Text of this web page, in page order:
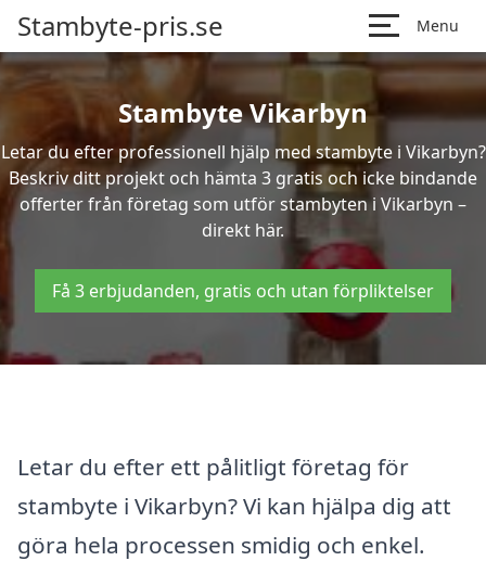
Stambyte-pris.se Menu
Stambyte Vikarbyn
Letar du efter professionell hjälp med stambyte i Vikarbyn?
Beskriv ditt projekt och hämta 3 gratis och icke bindande
offerter från företag som utför stambyten i Vikarbyn –
direkt här.
Få 3 erbjudanden, gratis och utan förpliktelser
Letar du efter ett pålitligt företag för
stambyte i Vikarbyn? Vi kan hjälpa dig att
göra hela processen smidig och enkel.